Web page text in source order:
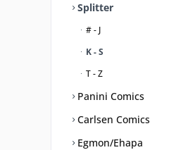
Splitter
# - J
K - S
T - Z
Panini Comics
Carlsen Comics
Egmon/Ehapa